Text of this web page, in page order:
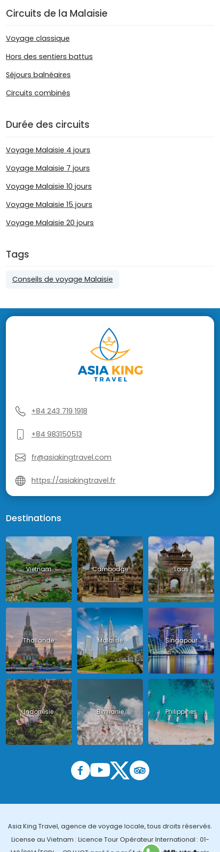
Circuits de la Malaisie
Voyage classique
Hors des sentiers battus
Séjours balnéaires
Circuits combinés
Durée des circuits
Voyage Malaisie 4 jours
Voyage Malaisie 7 jours
Voyage Malaisie 10 jours
Voyage Malaisie 15 jours
Voyage Malaisie 20 jours
Tags
Conseils de voyage Malaisie
+84 243 719 1918
+84 983150513
fr@asiakingtravel.com
https://asiakingtravel.fr
Destinations
Vietnam Cambodge Laos
Thailande Malaisie Singapour
Indonésie Birmanie Philippines
Asia King Travel, agence de voyage locale, tous droits réservés.
License au Vietnam : Licence Tour Opérateur International : 01-